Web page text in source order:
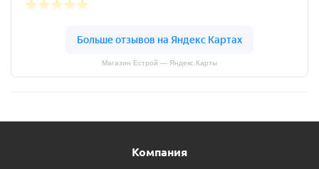
Магазин Естрой — Яндекс.Карты
Компания